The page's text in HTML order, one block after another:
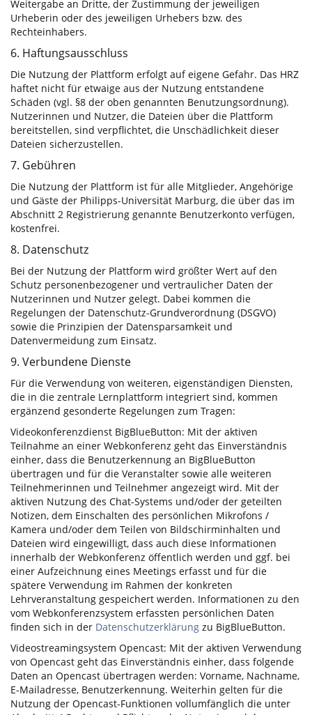
Weitergabe an Dritte, der Zustimmung der jeweiligen
Urheberin oder des jeweiligen Urhebers bzw. des
Rechteinhabers.
6. Haftungsausschluss
Die Nutzung der Plattform erfolgt auf eigene Gefahr. Das HRZ
haftet nicht für etwaige aus der Nutzung entstandene
Schäden (vgl. §8 der oben genannten Benutzungsordnung).
Nutzerinnen und Nutzer, die Dateien über die Plattform
bereitstellen, sind verpflichtet, die Unschädlichkeit dieser
Dateien sicherzustellen.
7. Gebühren
Die Nutzung der Plattform ist für alle Mitglieder, Angehörige
und Gäste der Philipps-Universität Marburg, die über das im
Abschnitt 2 Registrierung genannte Benutzerkonto verfügen,
kostenfrei.
8. Datenschutz
Bei der Nutzung der Plattform wird größter Wert auf den
Schutz personenbezogener und vertraulicher Daten der
Nutzerinnen und Nutzer gelegt. Dabei kommen die
Regelungen der Datenschutz-Grundverordnung (DSGVO)
sowie die Prinzipien der Datensparsamkeit und
Datenvermeidung zum Einsatz.
9. Verbundene Dienste
Für die Verwendung von weiteren, eigenständigen Diensten,
die in die zentrale Lernplattform integriert sind, kommen
ergänzend gesonderte Regelungen zum Tragen:
Videokonferenzdienst BigBlueButton: Mit der aktiven
Teilnahme an einer Webkonferenz geht das Einverständnis
einher, dass die Benutzerkennung an BigBlueButton
übertragen und für die Veranstalter sowie alle weiteren
Teilnehmerinnen und Teilnehmer angezeigt wird. Mit der
aktiven Nutzung des Chat-Systems und/oder der geteilten
Notizen, dem Einschalten des persönlichen Mikrofons /
Kamera und/oder dem Teilen von Bildschirminhalten und
Dateien wird eingewilligt, dass auch diese Informationen
innerhalb der Webkonferenz öffentlich werden und ggf. bei
einer Aufzeichnung eines Meetings erfasst und für die
spätere Verwendung im Rahmen der konkreten
Lehrveranstaltung gespeichert werden. Informationen zu den
vom Webkonferenzsystem erfassten persönlichen Daten
finden sich in der Datenschutzerklärung zu BigBlueButton.
Videostreamingsystem Opencast: Mit der aktiven Verwendung
von Opencast geht das Einverständnis einher, dass folgende
Daten an Opencast übertragen werden: Vorname, Nachname,
E-Mailadresse, Benutzerkennung. Weiterhin gelten für die
Nutzung der Opencast-Funktionen vollumfänglich die unter